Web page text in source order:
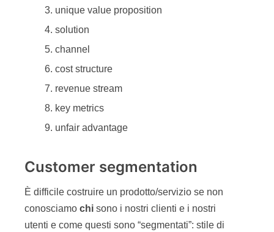
unique value proposition
solution
channel
cost structure
revenue stream
key metrics
unfair advantage
Customer segmentation
È difficile costruire un prodotto/servizio se non
conosciamo chi sono i nostri clienti e i nostri
utenti e come questi sono “segmentati”: stile di